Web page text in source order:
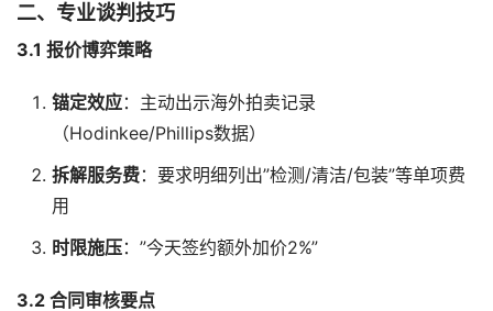
二、专业谈判技巧
3.1 报价博弈策略
锚定效应：主动出示海外拍卖记录
（Hodinkee/Phillips数据）
拆解服务费：要求明细列出”检测/清洁/包装”等单项费
用
时限施压：”今天签约额外加价2%”
3.2 合同审核要点